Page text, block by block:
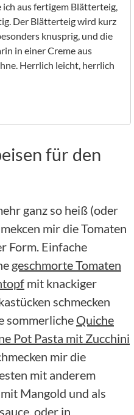
ich aus fertigem Blätterteig,
Der Blätterteig wird kurz
knusprig, und die
in einer Creme aus
Herrlich leicht, herrlich
für den
ganz so heiß (oder
mir die Tomaten
Form. Einfache
geschmorte Tomaten
mit knackiger
schmecken
sommerliche Quiche
Pot Pasta mit Zucchini
mir die
mit anderem
Mangold und als
oder in